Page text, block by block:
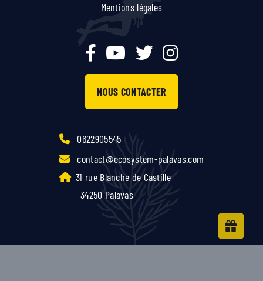
Mentions légales
NOUS CONTACTER
0622905545
contact@ecosystem-palavas.com
31 rue Blanche de Castille
34250 Palavas